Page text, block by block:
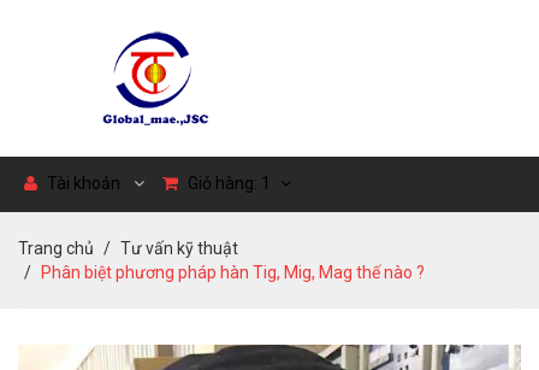
Tài khoản Giỏ hàng: 1
Trang chủ
Tư vấn kỹ thuật
Phân biệt phương pháp hàn Tig, Mig, Mag thế nào ?